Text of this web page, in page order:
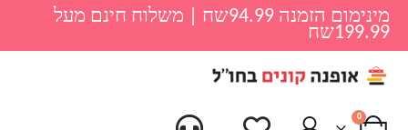
מינימום הזמנה 94.99שח | משלוח חינם מעל
199.99שח
0